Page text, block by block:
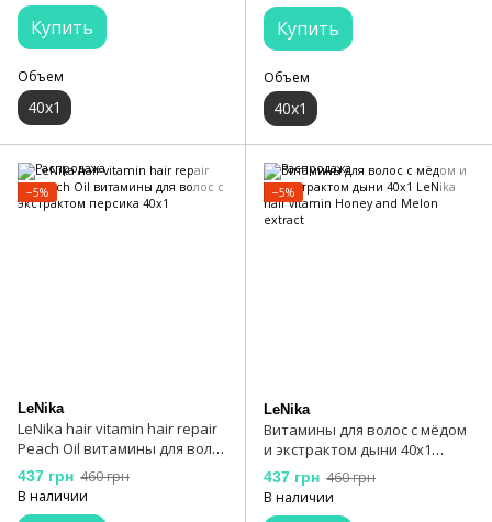
Купить
Объем
40х1
Купить
Объем
40х1
−5%
LeNika
LeNika hair vitamin hair repair
Peach Oil витамины для волос
с экстрактом персика 40х1
437 грн 460 грн
В наличии
−5%
LeNika
Витамины для волос с мёдом
и экстрактом дыни 40x1
LeNika hair vitamin Honey and
Melon extract
437 грн 460 грн
В наличии